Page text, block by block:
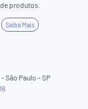
de produtos.
Saiba Mais
São Paulo - SP